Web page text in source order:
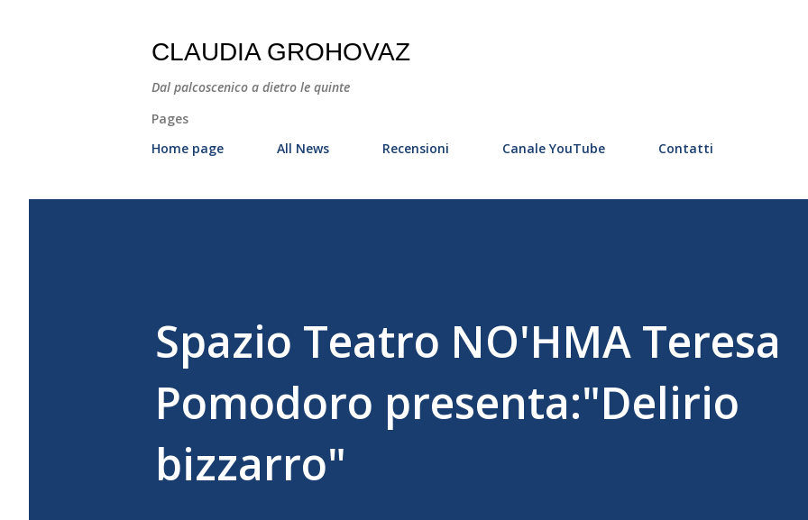
CLAUDIA GROHOVAZ
Dal palcoscenico a dietro le quinte
Pages
Home page
All News Recensioni Canale YouTube Contatti
Spazio Teatro NO'HMA Teresa
Pomodoro presenta:"Delirio
bizzarro"